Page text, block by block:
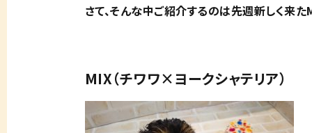
さて、そんな中ご紹介するのは先週新しく来た
MIX（チワワ×ヨークシャテリア）